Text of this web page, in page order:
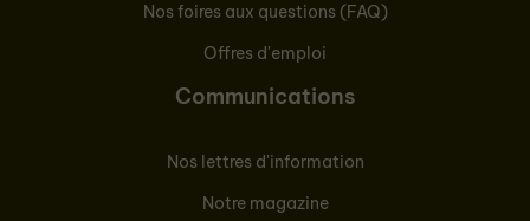
Nos foires aux questions (FAQ)
Offres d'emploi
Communications
Nos lettres d'information
Notre magazine